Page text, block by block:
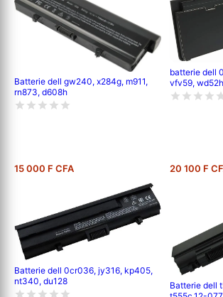
Batterie dell gw240, x284g, m911,
rn873, d608h
15 000 F CFA
batterie dell
vfv59, wd52h
20 100 F
Batterie dell 0cr036, jy316, kp405,
nt340, du128
Batterie dell